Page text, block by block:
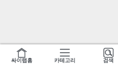
싸이랩홈 카테고리 검색